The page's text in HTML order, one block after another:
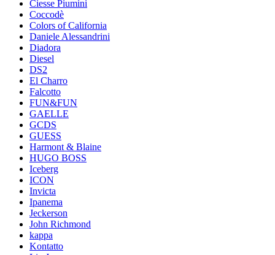
Ciesse Piumini
Coccodè
Colors of California
Daniele Alessandrini
Diadora
Diesel
DS2
El Charro
Falcotto
FUN&FUN
GAELLE
GCDS
GUESS
Harmont & Blaine
HUGO BOSS
Iceberg
ICON
Invicta
Ipanema
Jeckerson
John Richmond
kappa
Kontatto